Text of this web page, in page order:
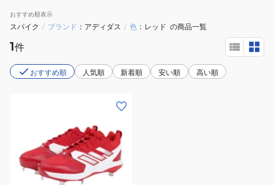
おすすめ順表示
スパイク / ブランド アディダス / 色 レッド の商品一覧
1件
おすすめ順 人気順 新着順 安い順 高い順